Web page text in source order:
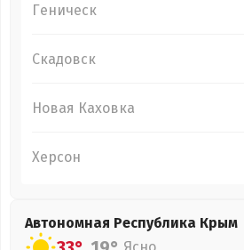
Геническ
Скадовск
Новая Каховка
Херсон
Автономная Республика Крым